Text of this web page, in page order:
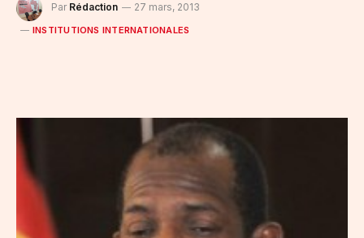
Par Rédaction 27 mars, 2013
INSTITUTIONS INTERNATIONALES